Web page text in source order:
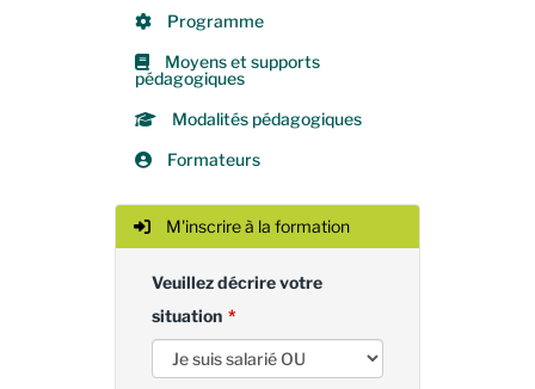
Programme
Moyens et supports
pédagogiques
Modalités pédagogiques
Formateurs
M'inscrire à la formation
Veuillez décrire votre
situation